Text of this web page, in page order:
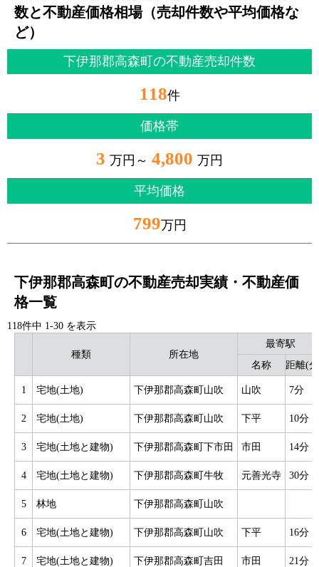
数と不動産価格相場（売却件数や平均価格な
ど）
下伊那郡高森町の不動産売却件数
118件
価格帯
3 万円～ 4,800 万円
平均価格
799万円
下伊那郡高森町の不動産売却実績・不動産価
格一覧
118件中 1-30 を表示
種類 所在地
最寄駅
名称
距離(
1 宅地(土地) 下伊那郡高森町山吹 山吹 7分
2 宅地(土地) 下伊那郡高森町山吹 下平 10分
3 宅地(土地と建物) 下伊那郡高森町下市田 市田 14分
4 宅地(土地と建物) 下伊那郡高森町牛牧 元善光寺 30分
5 林地 下伊那郡高森町山吹
6 宅地(土地と建物) 下伊那郡高森町山吹 下平 16分
7 宅地(土地と建物) 下伊那郡高森町吉田 市田 21分